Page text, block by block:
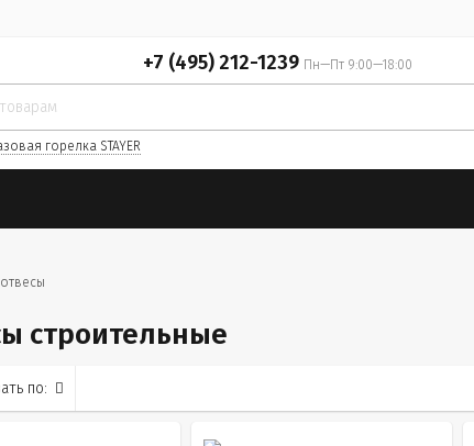
+7 (495) 212-1239 Пн—Пт 9:00—18:00
горелка STAYER
строительные
по: